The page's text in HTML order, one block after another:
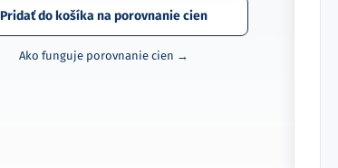
Pridať do košíka na porovnanie cien
Ako funguje porovnanie cien →